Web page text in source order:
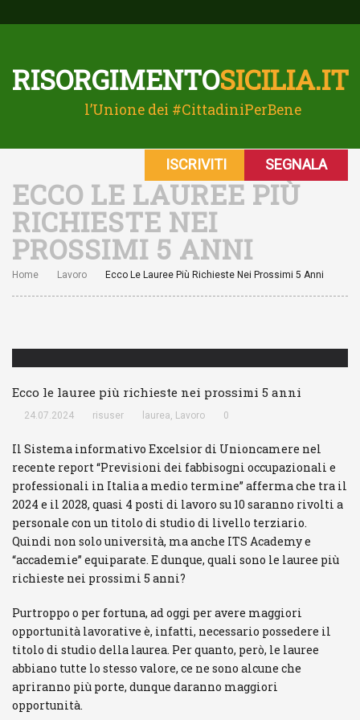
RISORGIMENTOSICILIA.IT
l’Unione dei #CittadiniPerBene
ISCRIVITI SEGNALA
ECCO LE LAUREE PIÙ
RICHIESTE NEI
PROSSIMI 5 ANNI
Home Lavoro Ecco Le Lauree Più Richieste Nei Prossimi 5 Anni
Ecco le lauree più richieste nei prossimi 5 anni
24.07.2024 risuser laurea, Lavoro 0
Il Sistema informativo Excelsior di Unioncamere nel
recente report “Previsioni dei fabbisogni occupazionali e
professionali in Italia a medio termine” afferma che tra il
2024 e il 2028, quasi 4 posti di lavoro su 10 saranno rivolti a
personale con un titolo di studio di livello terziario.
Quindi non solo università, ma anche ITS Academy e
“accademie” equiparate. E dunque, quali sono le lauree più
richieste nei prossimi 5 anni?
Purtroppo o per fortuna, ad oggi per avere maggiori
opportunità lavorative è, infatti, necessario possedere il
titolo di studio della laurea. Per quanto, però, le lauree
abbiano tutte lo stesso valore, ce ne sono alcune che
apriranno più porte, dunque daranno maggiori
opportunità.
Registrati Log In
Reset passwordReset Password
Log In